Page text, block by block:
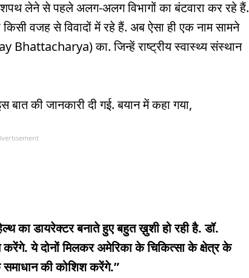
लेने से पहले अलग-अलग विभागों का बंटवारा कर रहे हैं.
वजह से विवादों में रहे हैं. अब ऐसा ही एक नाम सामने
Bhattacharya) का. जिन्हें राष्ट्रीय स्वास्थ्य संस्थान
की जानकारी दी गई. बयान में कहा गया,
का डायरेक्टर बनाते हुए बहुत ख़ुशी हो रही है. डॉ.
ये दोनों मिलकर अमेरिका के चिकित्सा के क्षेत्र के
की कोशिश करेंगे.”